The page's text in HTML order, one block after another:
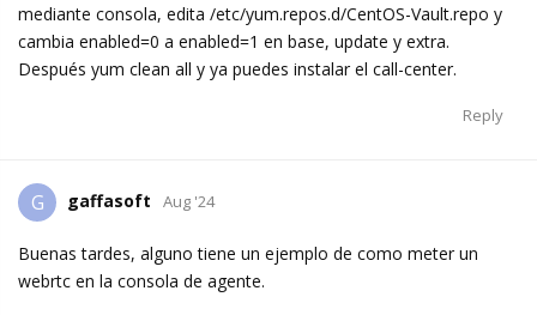
mediante consola, edita /etc/yum.repos.d/CentOS-Vault.repo y
cambia enabled=0 a enabled=1 en base, update y extra.
Después yum clean all y ya puedes instalar el call-center.
Reply
G gaffasoft Aug '24
Buenas tardes, alguno tiene un ejemplo de como meter un
webrtc en la consola de agente.